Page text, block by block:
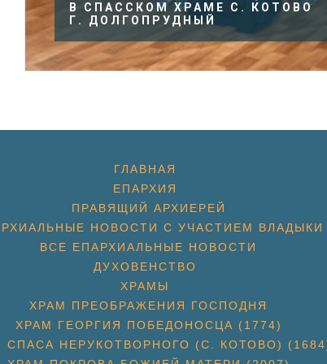
В СПАССКОМ ХРАМЕ С. КОТОВО
Г. ДОЛГОПРУДНЫЙ
ГЛАВНАЯ
ЕПАРХИЯ
ПРАВЯЩИЙ АРХИЕРЕЙ
НОВОСТИ С УЧАСТИЕМ ВЛАДЫКИ
ВСЕ ЕПАРХИАЛЬНЫЕ НОВОСТИ
ДУХОВЕНСТВО
ХРАМЫ
ХРАМ ПРЕОБРАЖЕНИЯ ГОСПОДНЯ
ХРАМ ГЕОРГИЯ ПОБЕДОНОСЦА (1774)
СПАСА НЕРУКОТВОРНОГО (С. КОТОВО)